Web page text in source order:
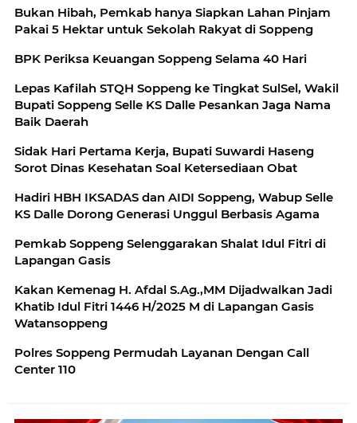
Bukan Hibah, Pemkab hanya Siapkan Lahan Pinjam
Pakai 5 Hektar untuk Sekolah Rakyat di Soppeng
BPK Periksa Keuangan Soppeng Selama 40 Hari
Lepas Kafilah STQH Soppeng ke Tingkat SulSel, Wakil
Bupati Soppeng Selle KS Dalle Pesankan Jaga Nama
Baik Daerah
Sidak Hari Pertama Kerja, Bupati Suwardi Haseng
Sorot Dinas Kesehatan Soal Ketersediaan Obat
Hadiri HBH IKSADAS dan AIDI Soppeng, Wabup Selle
KS Dalle Dorong Generasi Unggul Berbasis Agama
Pemkab Soppeng Selenggarakan Shalat Idul Fitri di
Lapangan Gasis
Kakan Kemenag H. Afdal S.Ag.,MM Dijadwalkan Jadi
Khatib Idul Fitri 1446 H/2025 M di Lapangan Gasis
Watansoppeng
Polres Soppeng Permudah Layanan Dengan Call
Center 110